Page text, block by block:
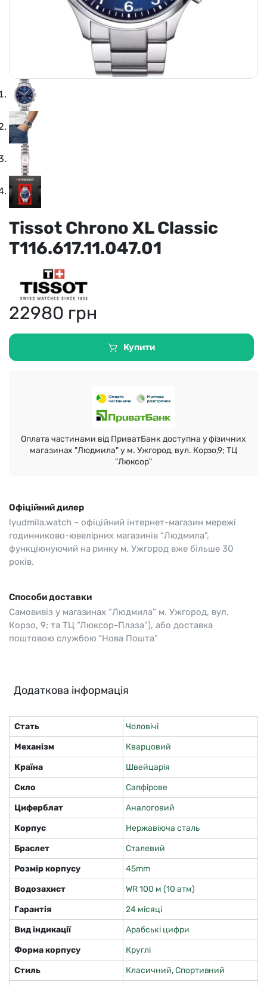
Tissot Chrono XL Classic
T116.617.11.047.01
22980 грн
Купити
Оплата частинами від ПриватБанк доступна у фізичних
магазинах "Людмила" у м. Ужгород, вул. Корзо,9; ТЦ
"Люксор"
Офіційний дилер
lyudmila.watch – офіційний інтернет-магазин мережі
годинниково-ювелірних магазинів “Людмила”,
функціюнуючий на ринку м. Ужгород вже більше 30
років.
Способи доставки
Самовивіз у магазинах “Людмила” м. Ужгород, вул.
Корзо, 9; та ТЦ “Люксор-Плаза”), або доставка
поштовою службою “Нова Пошта”
Додаткова інформація
Стать
Чоловічі
Механізм
Кварцовий
Країна
Швейцарія
Скло
Сапфірове
Циферблат
Аналоговий
Корпус
Нержавіюча сталь
Браслет
Сталевий
Розмір корпусу
45mm
Водозахист
WR 100 м (10 атм)
Гарантія
24 місяці
Вид індикації
Арабські цифри
Форма корпусу
Круглі
Стиль
Класичний,Спортивний